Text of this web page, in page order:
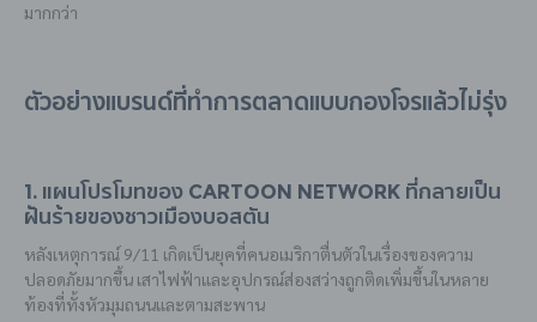
มากกว่า
ตัวอย่างแบรนด์ที่ทำการตลาดแบบกองโจรแล้วไม่รุ่ง
1. แผนโปรโมทของ Cartoon Network ที่กลายเป็น
ฝันร้ายของชาวเมืองบอสตัน
หลังเหตุการณ์ 9/11 เกิดเป็นยุคที่คนอเมริกาตื่นตัวในเรื่องของความ
ปลอดภัยมากขึ้น เสาไฟฟ้าและอุปกรณ์ส่องสว่างถูกติดเพิ่มขึ้นในหลาย
ท้องที่ทั้งหัวมุมถนนและตามสะพาน